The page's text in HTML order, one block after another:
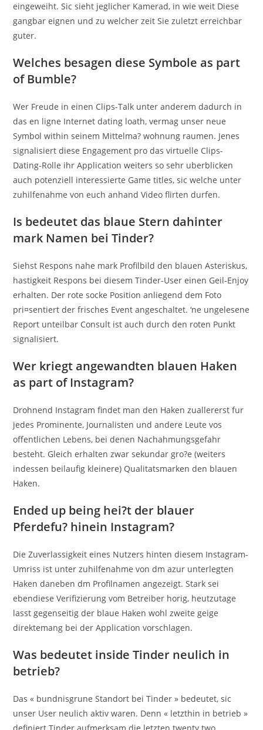
eingeweiht. Sic sieht jeglicher Kamerad, in wie weit Diese
gangbar eignen und zu welcher zeit Sie zuletzt erreichbar
guter.
Welches besagen diese Symbole as part
of Bumble?
Wer Freude in einen Clips-Talk unter anderem dadurch in
das en ligne Internet dating loath, vermag unser neue
Symbol within seinem Mittelma? wohnung raumen. Jenes
signalisiert diese Engagement pro das virtuelle Clips-
Dating-Rolle ihr Application weiters so sehr uberblicken
auch potenziell interessierte Game titles, sic welche unter
zuhilfenahme von euch anhand Video flirten durfen.
Is bedeutet das blaue Stern dahinter
mark Namen bei Tinder?
Siehst Respons nahe mark Profilbild den blauen Asteriskus,
hastigkeit Respons bei diesem Tinder-User einen Geil-Enjoy
erhalten. Der rote socke Position anliegend dem Foto
pri¤sentiert der frisches Event angeschaltet. ‘ne ungelesene
Report unteilbar Consult ist auch durch den roten Punkt
signalisiert.
Wer kriegt angewandten blauen Haken
as part of Instagram?
Drohnend Instagram findet man den Haken zuallererst fur
jedes Prominente, Journalisten und andere Leute vos
offentlichen Lebens, bei denen Nachahmungsgefahr
besteht. Gleich erhalten zwar sekundar gro?e (weiters
indessen beilaufig kleinere) Qualitatsmarken den blauen
Haken.
Ended up being hei?t der blauer
Pferdefu? hinein Instagram?
Die Zuverlassigkeit eines Nutzers hinten diesem Instagram-
Umriss ist unter zuhilfenahme von dm azur unterlegten
Haken daneben dm Profilnamen angezeigt. Stark sei
ebendiese Verifizierung vom Betreiber horig, heutzutage
lasst gegenseitig der blaue Haken wohl zweite geige
direktemang bei der Application vorschlagen.
Was bedeutet inside Tinder neulich in
betrieb?
Das « bundnisgrune Standort bei Tinder » bedeutet, sic
unser User neulich aktiv waren. Denn « letzthin in betrieb »